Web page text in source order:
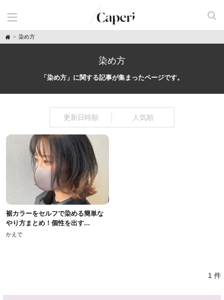
H
o
染め方
染め方
「染め方」に関する記事が集まったページです。
更新日時順 人気順
裾カラーをセルフで染める簡単な
やり方まとめ！個性を出す...
かえで
1 件